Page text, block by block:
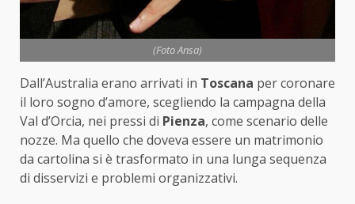
(Foto Ansa)
Dall’Australia erano arrivati in Toscana per coronare
il loro sogno d’amore, scegliendo la campagna della
Val d’Orcia, nei pressi di Pienza, come scenario delle
nozze. Ma quello che doveva essere un matrimonio
da cartolina si è trasformato in una lunga sequenza
di disservizi e problemi organizzativi.